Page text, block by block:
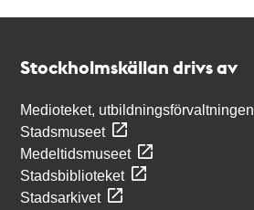
Stockholmskällan drivs av
Medioteket, utbildningsförvaltningen
Stadsmuseet
Medeltidsmuseet
Stadsbiblioteket
Stadsarkivet